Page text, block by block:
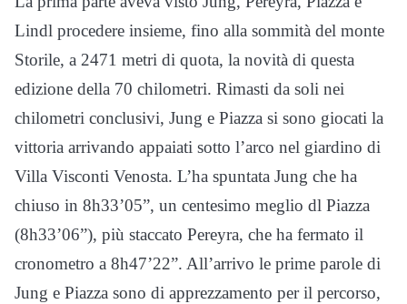
Lindl procedere insieme, fino alla sommità del monte
Storile, a 2471 metri di quota, la novità di questa
edizione della 70 chilometri. Rimasti da soli nei
chilometri conclusivi, Jung e Piazza si sono giocati la
vittoria arrivando appaiati sotto l’arco nel giardino di
Villa Visconti Venosta. L’ha spuntata Jung che ha
chiuso in 8h33’05”, un centesimo meglio dl Piazza
(8h33’06”), più staccato Pereyra, che ha fermato il
cronometro a 8h47’22”. All’arrivo le prime parole di
Jung e Piazza sono di apprezzamento per il percorso,